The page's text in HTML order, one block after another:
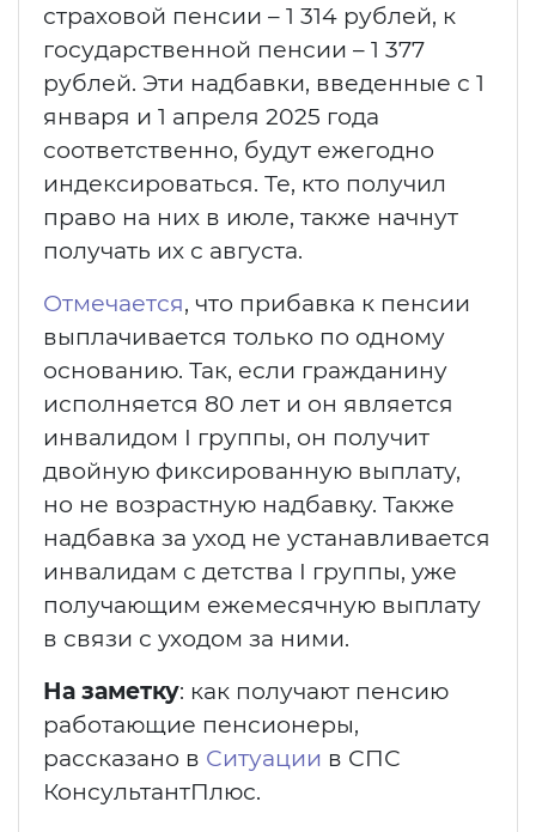
страховой пенсии – 1 314 рублей, к
государственной пенсии – 1 377
рублей. Эти надбавки, введенные с 1
января и 1 апреля 2025 года
соответственно, будут ежегодно
индексироваться. Те, кто получил
право на них в июле, также начнут
получать их с августа.
Отмечается, что прибавка к пенсии
выплачивается только по одному
основанию. Так, если гражданину
исполняется 80 лет и он является
инвалидом I группы, он получит
двойную фиксированную выплату,
но не возрастную надбавку. Также
надбавка за уход не устанавливается
инвалидам с детства I группы, уже
получающим ежемесячную выплату
в связи с уходом за ними.
На заметку: как получают пенсию
работающие пенсионеры,
рассказано в Ситуации в СПС
КонсультантПлюс.